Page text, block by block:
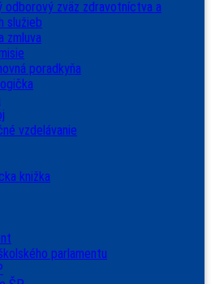
odborový zväz zdravotníctva a
služieb
zmluva
poradkyňa
vzdelávanie
knižka
parlamentu